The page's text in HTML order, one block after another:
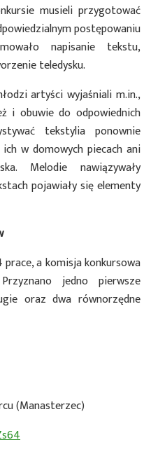
musieli przygotować
postępowaniu
napisanie tekstu,
teledysku.
artyści wyjaśniali m.in.,
i obuwie do odpowiednich
tekstylia ponownie
w domowych piecach ani
Melodie nawiązywały
pojawiały się elementy
a komisja konkursowa
jedno pierwsze
oraz dwa równorzędne
(Manasterzec)